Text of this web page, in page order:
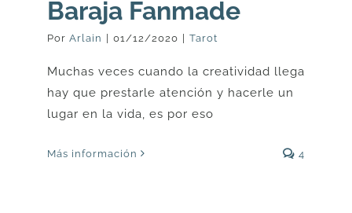
Baraja Fanmade
Por Arlain 01/12/2020 Tarot
Muchas veces cuando la creatividad llega
hay que prestarle atención y hacerle un
lugar en la vida, es por eso
Más información 4